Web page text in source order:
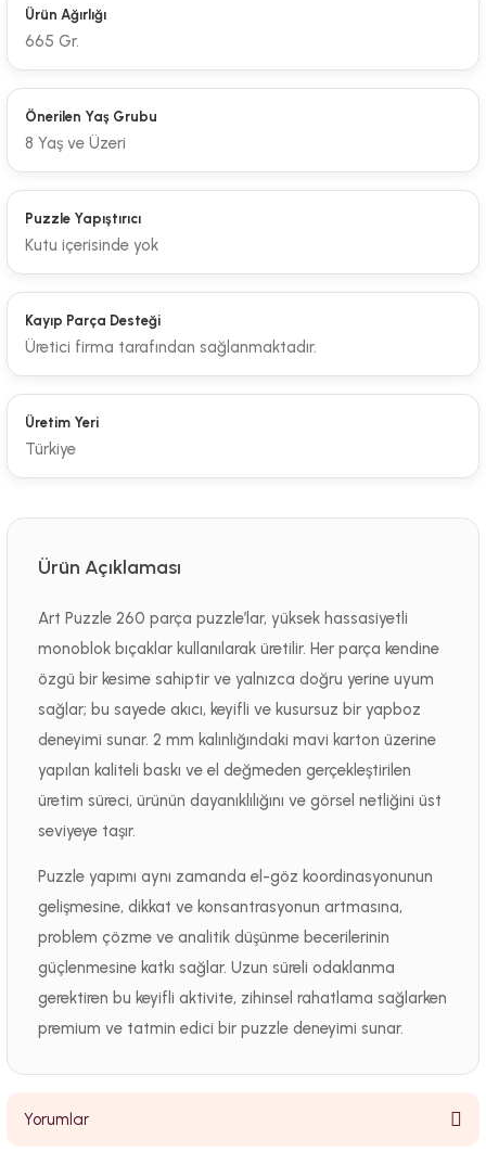
Ürün Ağırlığı
665 Gr.
Önerilen Yaş Grubu
8 Yaş ve Üzeri
Puzzle Yapıştırıcı
Kutu içerisinde yok
Kayıp Parça Desteği
Üretici firma tarafından sağlanmaktadır.
Üretim Yeri
Türkiye
Ürün Açıklaması
Art Puzzle 260 parça puzzle’lar, yüksek hassasiyetli
monoblok bıçaklar kullanılarak üretilir. Her parça kendine
özgü bir kesime sahiptir ve yalnızca doğru yerine uyum
sağlar; bu sayede akıcı, keyifli ve kusursuz bir yapboz
deneyimi sunar. 2 mm kalınlığındaki mavi karton üzerine
yapılan kaliteli baskı ve el değmeden gerçekleştirilen
üretim süreci, ürünün dayanıklılığını ve görsel netliğini üst
seviyeye taşır.
Puzzle yapımı aynı zamanda el-göz koordinasyonunun
gelişmesine, dikkat ve konsantrasyonun artmasına,
problem çözme ve analitik düşünme becerilerinin
güçlenmesine katkı sağlar. Uzun süreli odaklanma
gerektiren bu keyifli aktivite, zihinsel rahatlama sağlarken
premium ve tatmin edici bir puzzle deneyimi sunar.
Yorumlar